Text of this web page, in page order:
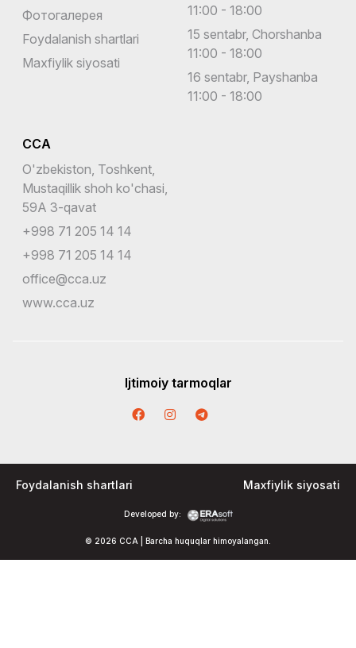
Фотогалерея
Foydalanish shartlari
Maxfiylik siyosati
11:00 - 18:00
15 sentabr, Chorshanba
11:00 - 18:00
16 sentabr, Payshanba
11:00 - 18:00
CCA
O'zbekiston, Toshkent,
Mustaqillik shoh ko'chasi,
59A 3-qavat
+998 71 205 14 14
+998 71 205 14 14
office@cca.uz
www.cca.uz
Ijtimoiy tarmoqlar
© 2026 CCA | Barcha huquqlar himoyalangan.
Developed by:
Foydalanish shartlari Maxfiylik siyosati